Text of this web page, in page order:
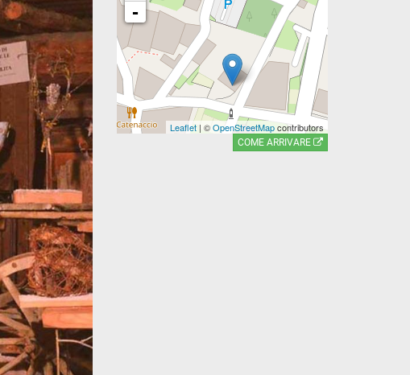
-
Leaflet | ©OpenStreetMapcontributors
COME ARRIVARE